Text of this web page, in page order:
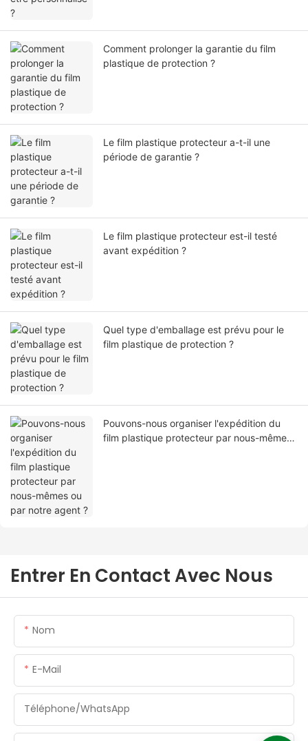
Comment prolonger la garantie du film
plastique de protection ?
Le film plastique protecteur a-t-il une
période de garantie ?
Le film plastique protecteur est-il testé
avant expédition ?
Quel type d'emballage est prévu pour le
film plastique de protection ?
Pouvons-nous organiser l'expédition du
film plastique protecteur par nous-mêmes
Entrer En Contact Avec Nous
Nom
E-Mail
Téléphone/WhatsApp